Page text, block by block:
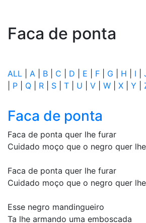
Faca de ponta
ALL A B C D E F G H I
P Q R S T U V W X Y
Faca de ponta
Faca de ponta quer lhe furar
Cuidado moço que o negro quer
Faca de ponta quer lhe furar
Cuidado moço que o negro quer
Esse negro mandingueiro
Ta lhe armando uma emboscada